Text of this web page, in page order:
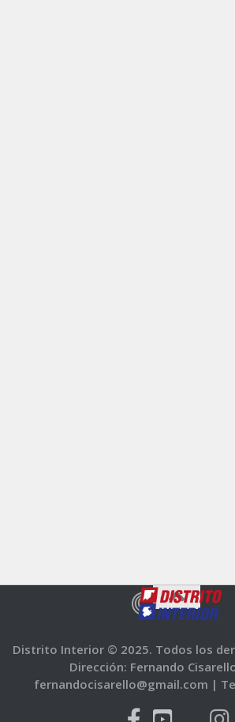
Distrito Interior © 2025. Todos los
Dirección: Fernando
fernandocisarello@gmail.com |